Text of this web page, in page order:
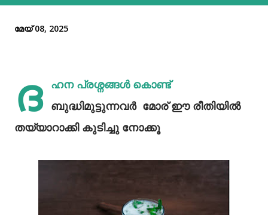
മേയ് 08, 2025
ദ
ഹന പ്രശ്നങ്ങൾ കൊണ്ട്
ബുദ്ധിമുട്ടുന്നവർ മോര് ഈ രീതിയിൽ
തയ്യാറാക്കി കുടിച്ചു നോക്കൂ